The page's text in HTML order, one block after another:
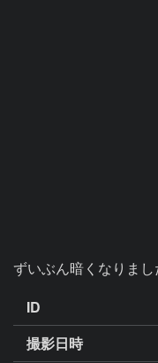
ずいぶん暗くなりまし
ID
撮影日時